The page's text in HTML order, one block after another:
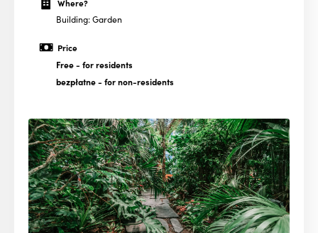
Where?
Building: Garden
Price
Free- for residents
bezpłatne- for non-residents